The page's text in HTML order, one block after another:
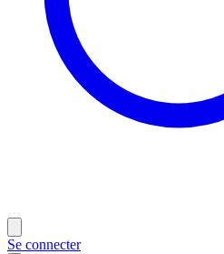
Se connecter